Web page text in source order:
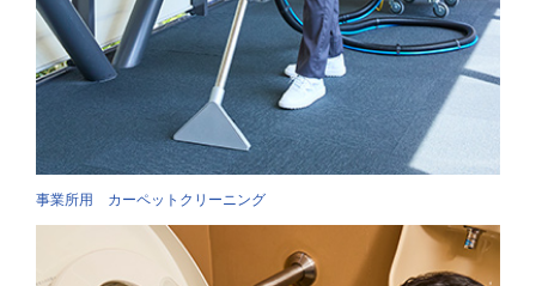
事業所用 カーペットクリーニング